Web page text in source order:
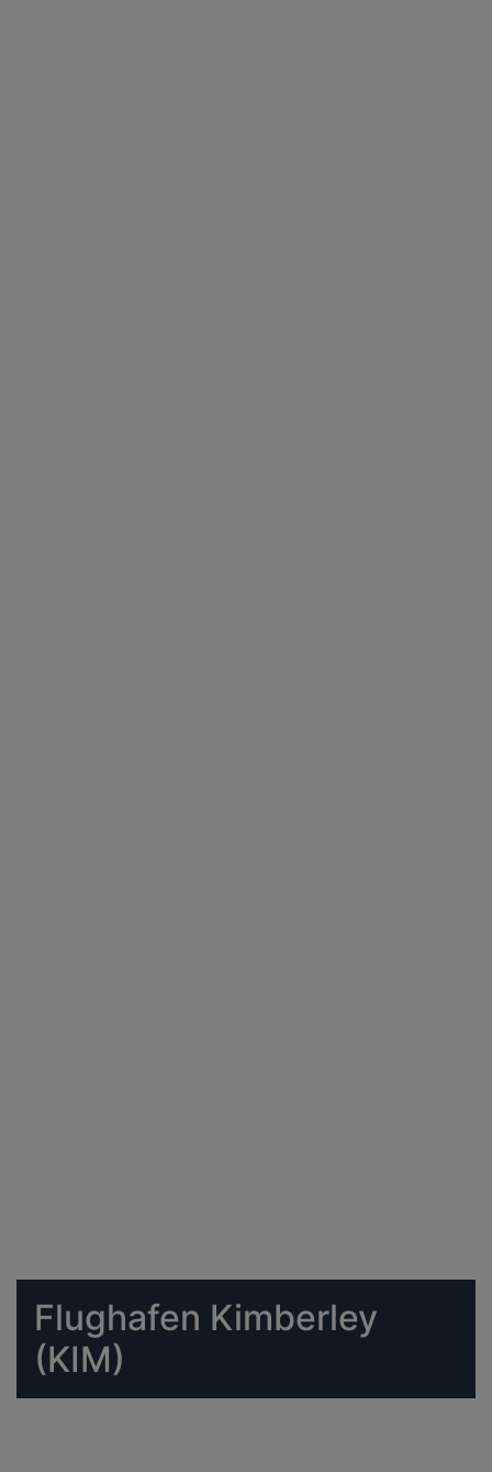
Flughafen Kimberley
(KIM)